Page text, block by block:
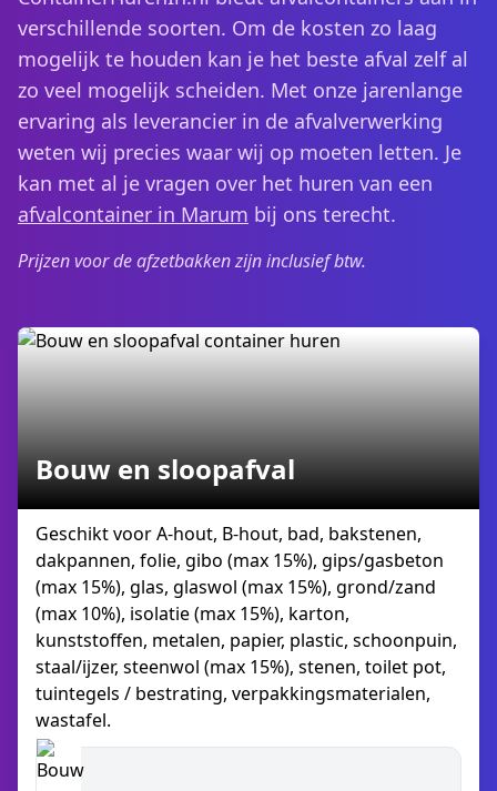
verschillende soorten. Om de kosten zo laag
mogelijk te houden kan je het beste afval zelf al
zo veel mogelijk scheiden. Met onze jarenlange
ervaring als leverancier in de afvalverwerking
weten wij precies waar wij op moeten letten. Je
kan met al je vragen over het huren van een
afvalcontainer in Marum bij ons terecht.
Prijzen voor de afzetbakken zijn inclusief btw.
Bouw en sloopafval
Geschikt voor A-hout, B-hout, bad, bakstenen,
dakpannen, folie, gibo (max 15%), gips/gasbeton
(max 15%), glas, glaswol (max 15%), grond/zand
(max 10%), isolatie (max 15%), karton,
kunststoffen, metalen, papier, plastic, schoonpuin,
staal/ijzer, steenwol (max 15%), stenen, toilet pot,
tuintegels / bestrating, verpakkingsmaterialen,
wastafel.